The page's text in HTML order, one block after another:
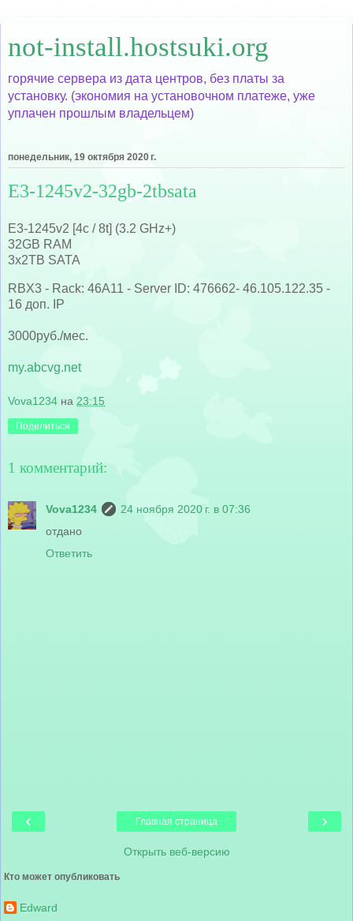
not-install.hostsuki.org
горячие сервера из дата центров, без платы за
установку. (экономия на установочном платеже, уже
уплачен прошлым владельцем)
понедельник, 19 октября 2020 г.
E3-1245v2-32gb-2tbsata
E3-1245v2 [4c / 8t] (3.2 GHz+)
32GB RAM
3x2TB SATA
RBX3 - Rack: 46A11 - Server ID: 476662- 46.105.122.35 -
16 доп. IP
3000руб./мес.
my.abcvg.net
Vova1234 на 23:15
Поделиться
1 комментарий:
Vova1234
24 ноября 2020 г. в 07:36
отдано
Ответить
‹ ›
Главная страница
Открыть веб-версию
Кто может опубликовать
Edward